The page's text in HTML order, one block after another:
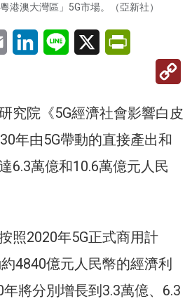
港澳大灣區」5G市場。（亞新社）
Email LinkedInLine X
究院《5G經濟社會影響白皮
年由5G帶動的直接產出和
6.3萬億和10.6萬億元人民
照2020年5G正式商用計
4840億元人民幣的經濟利
將分別增長到3.3萬億、6.3